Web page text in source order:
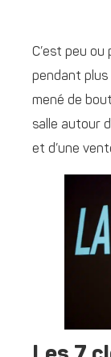
C’est peu ou
pendant plus
mené de
salle autour
et d’une